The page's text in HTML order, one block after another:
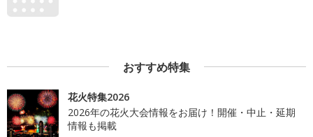
おすすめ特集
花火特集2026
2026年の花火大会情報をお届け！開催・中止・延期
情報も掲載